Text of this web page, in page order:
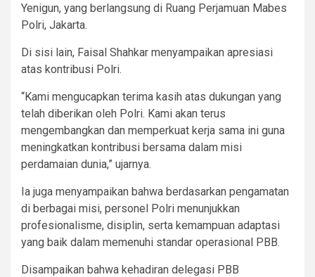
Yenigun, yang berlangsung di Ruang Perjamuan Mabes
Polri, Jakarta.
Di sisi lain, Faisal Shahkar menyampaikan apresiasi
atas kontribusi Polri.
“Kami mengucapkan terima kasih atas dukungan yang
telah diberikan oleh Polri. Kami akan terus
mengembangkan dan memperkuat kerja sama ini guna
meningkatkan kontribusi bersama dalam misi
perdamaian dunia,” ujarnya.
Ia juga menyampaikan bahwa berdasarkan pengamatan
di berbagai misi, personel Polri menunjukkan
profesionalisme, disiplin, serta kemampuan adaptasi
yang baik dalam memenuhi standar operasional PBB.
Disampaikan bahwa kehadiran delegasi PBB